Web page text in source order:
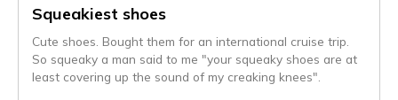
gemigreerd
de
niejee
page_id.
Squeakiest shoes
Cute shoes. Bought them for an international cruise trip.
So squeaky a man said to me "your squeaky shoes are at
least covering up the sound of my creaking knees".